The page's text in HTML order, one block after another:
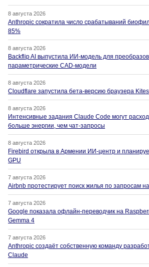
8 августа 2026
Anthropic сократила число срабатываний
85%
8 августа 2026
Backflip AI выпустила ИИ-модель для
параметрические CAD-модели
8 августа 2026
Cloudflare запустила бета-версию браузера
8 августа 2026
Интенсивные задания Claude Code могут
больше энергии, чем чат-запросы
8 августа 2026
Firebird открыла в Армении ИИ-центр и
GPU
7 августа 2026
Airbnb протестирует поиск жилья по запросам
7 августа 2026
Google показала офлайн-переводчик на
Gemma 4
7 августа 2026
Anthropic создаёт собственную команду
Claude